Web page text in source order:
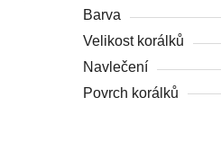
Barva
Velikost korálků
Navlečení
Povrch korálků